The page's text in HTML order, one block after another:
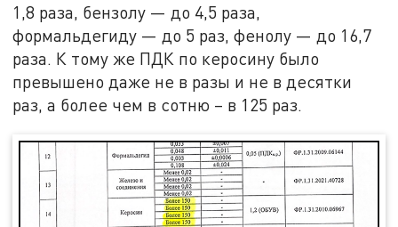
1,8 раза, бензолу — до 4,5 раза,
формальдегиду — до 5 раз, фенолу — до 16,7
раза. К тому же ПДК по керосину было
превышено даже не в разы и не в десятки
раз, а более чем в сотню – в 125 раз.